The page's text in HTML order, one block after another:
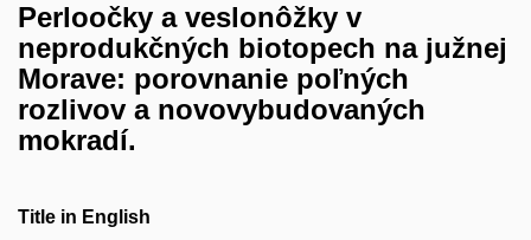
Perloočky a veslonôžky v
neprodukčných biotopech na južnej
Morave: porovnanie poľných
rozlivov a novovybudovaných
mokradí.
Title in English